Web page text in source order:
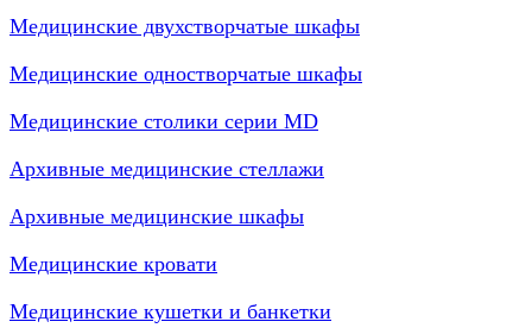
Медицинские двухстворчатые шкафы
Медицинские одностворчатые шкафы
Медицинские столики серии MD
Архивные медицинские стеллажи
Архивные медицинские шкафы
Медицинские кровати
Медицинские кушетки и банкетки